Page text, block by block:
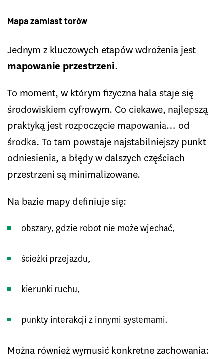
Mapa zamiast torów
Jednym z kluczowych etapów wdrożenia jest
mapowanie przestrzeni.
To moment, w którym fizyczna hala staje się
środowiskiem cyfrowym. Co ciekawe, najlepszą
praktyką jest rozpoczęcie mapowania… od
środka. To tam powstaje najstabilniejszy punkt
odniesienia, a błędy w dalszych częściach
przestrzeni są minimalizowane.
Na bazie mapy definiuje się:
obszary, gdzie robot nie może wjechać,
ścieżki przejazdu,
kierunki ruchu,
punkty interakcji z innymi systemami.
Można również wymusić konkretne zachowania: